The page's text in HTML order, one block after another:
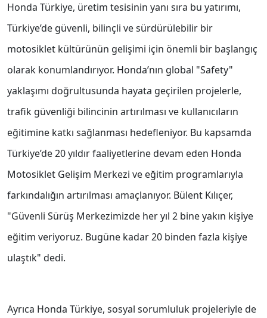
Honda Türkiye, üretim tesisinin yanı sıra bu yatırımı,
Türkiye’de güvenli, bilinçli ve sürdürülebilir bir
motosiklet kültürünün gelişimi için önemli bir başlangıç
olarak konumlandırıyor. Honda’nın global "Safety"
yaklaşımı doğrultusunda hayata geçirilen projelerle,
trafik güvenliği bilincinin artırılması ve kullanıcıların
eğitimine katkı sağlanması hedefleniyor. Bu kapsamda
Türkiye’de 20 yıldır faaliyetlerine devam eden Honda
Motosiklet Gelişim Merkezi ve eğitim programlarıyla
farkındalığın artırılması amaçlanıyor. Bülent Kılıçer,
"Güvenli Sürüş Merkezimizde her yıl 2 bine yakın kişiye
eğitim veriyoruz. Bugüne kadar 20 binden fazla kişiye
ulaştık" dedi.
Ayrıca Honda Türkiye, sosyal sorumluluk projeleriyle de